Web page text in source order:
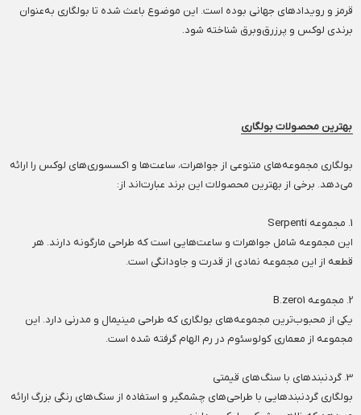
قرمز و رویدادهای جهانی بوده است. این موضوع باعث شده تا بولگاری به‌عنوان
برندی لوکس و پرزرق‌وبرق شناخته شود.
بهترین محصولات بولگاری
بولگاری مجموعه‌های متنوعی از جواهرات، ساعت‌ها و اکسسوری‌های لوکس را ارائه
می‌دهد. برخی از بهترین محصولات این برند عبارت‌اند از:
1. مجموعه Serpenti
این مجموعه شامل جواهرات و ساعت‌هایی است که طراحی مارگونه دارند. هر
قطعه از این مجموعه نمادی از قدرت و جاودانگی است.
2. مجموعه B.zero1
یکی از محبوب‌ترین مجموعه‌های بولگاری که طراحی مینیمال و مدرنی دارد. این
مجموعه از معماری کولوسئوم در رم الهام گرفته شده است.
3. گردنبندهای با سنگ‌های قیمتی
بولگاری گردنبندهایی با طراحی‌های چشمگیر و استفاده از سنگ‌های رنگی بزرگ ارائه